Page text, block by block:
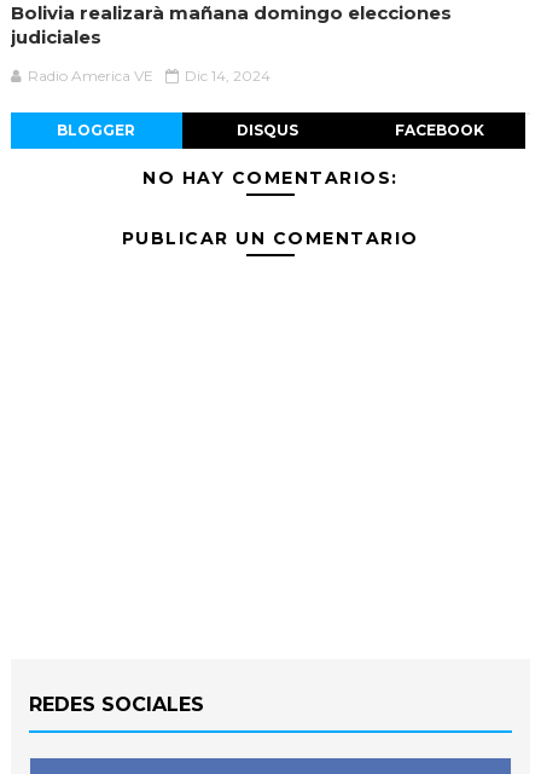
Bolivia realizarà mañana domingo elecciones
judiciales
Radio America VE Dic 14, 2024
BLOGGER DISQUS FACEBOOK
NO HAY COMENTARIOS:
PUBLICAR UN COMENTARIO
REDES SOCIALES